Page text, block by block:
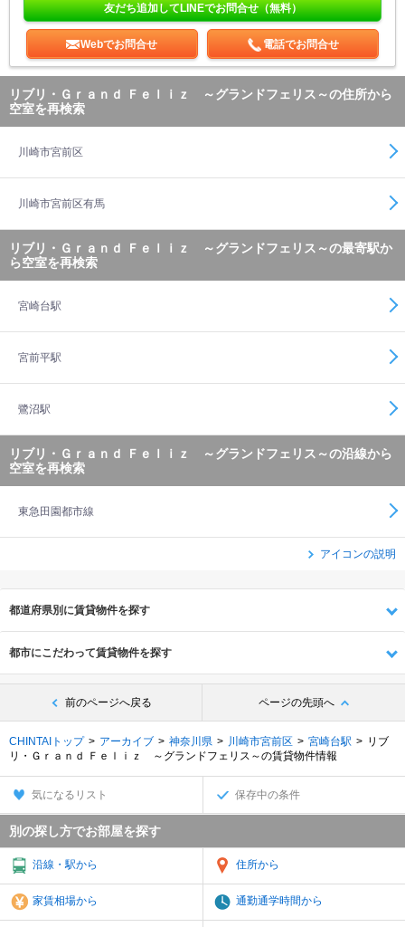
友だち追加してLINEでお問合せ（無料）
Webでお問合せ 電話でお問合せ
リブリ・Ｇｒａｎｄ Ｆｅｌｉｚ ～グランドフェリス～の住所から
空室を再検索
川崎市宮前区
川崎市宮前区有馬
リブリ・Ｇｒａｎｄ Ｆｅｌｉｚ ～グランドフェリス～の最寄駅か
ら空室を再検索
宮崎台駅
宮前平駅
鷺沼駅
リブリ・Ｇｒａｎｄ Ｆｅｌｉｚ ～グランドフェリス～の沿線から
空室を再検索
東急田園都市線
アイコンの説明
都道府県別に賃貸物件を探す
都市にこだわって賃貸物件を探す
前のページへ戻る ページの先頭へ
CHINTAIトップ アーカイブ 神奈川県 川崎市宮前区 宮崎台駅
リブ
リ・Ｇｒａｎｄ Ｆｅｌｉｚ ～グランドフェリス～の賃貸物件情報
気になるリスト 保存中の条件
別の探し方でお部屋を探す
沿線・駅から 住所から
家賃相場から 通勤通学時間から